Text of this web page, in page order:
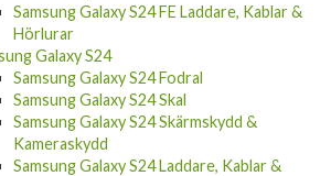
Hörlurar
Galaxy S24
Samsung Galaxy S24 Fodral
Samsung Galaxy S24 Skal
Samsung Galaxy S24 Skärmskydd &
Kameraskydd
Samsung Galaxy S24 Laddare, Kablar &
Hörlurar